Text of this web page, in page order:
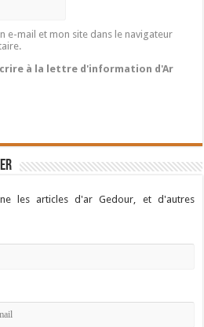
e-mail et mon site dans le navigateur
à la lettre d'information d'Ar
les articles d'ar Gedour, et d'autres